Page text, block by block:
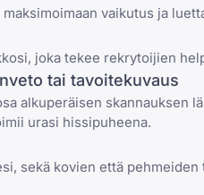
vaikutus ja
joka tekee rekrytoijien
tai tavoitekuvaus
alkuperäisen skannauksen
urasi hissipuheena.
sekä kovien että